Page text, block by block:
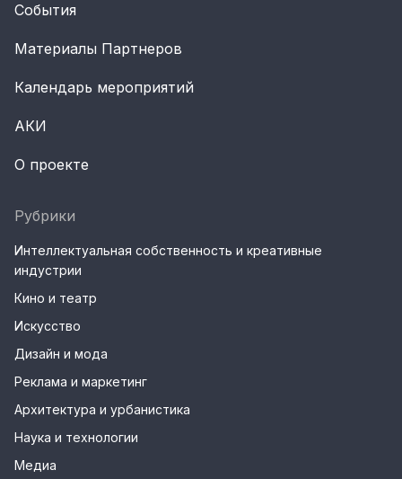
События
Материалы Партнеров
Календарь мероприятий
АКИ
О проекте
Рубрики
Интеллектуальная собственность и креативные
индустрии
Кино и театр
Искусство
Дизайн и мода
Реклама и маркетинг
Архитектура и урбанистика
Наука и технологии
Медиа